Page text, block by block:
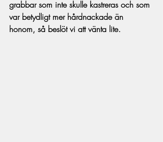
grabbar som inte skulle kastreras och som
var betydligt mer hårdnackade än
honom, så beslöt vi att vänta lite.